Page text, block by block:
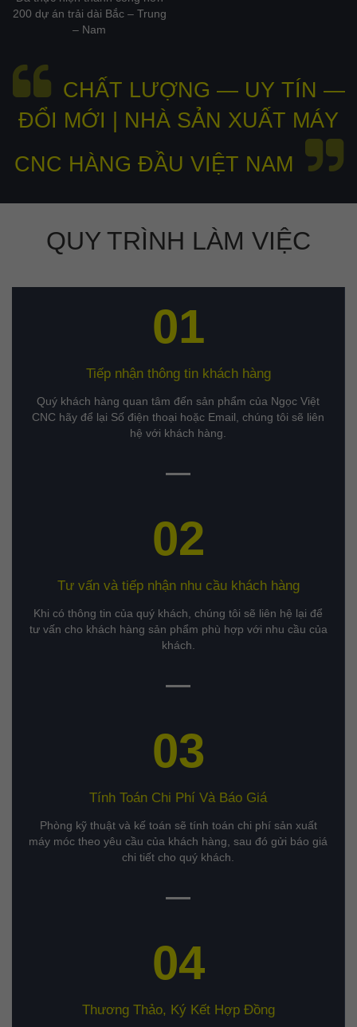
200 dự án trải dài Bắc – Trung
– Nam
CHẤT LƯỢNG — UY TÍN —
ĐỔI MỚI | NHÀ SẢN XUẤT MÁY
CNC HÀNG ĐẦU VIỆT NAM
QUY TRÌNH LÀM VIỆC
01
Tiếp nhận thông tin khách hàng
Quý khách hàng quan tâm đến sản phẩm của Ngọc Việt
CNC hãy để lại Số điện thoại hoặc Email, chúng tôi sẽ liên
hệ với khách hàng.
02
Tư vấn và tiếp nhận nhu cầu khách hàng
Khi có thông tin của quý khách, chúng tôi sẽ liên hệ lại để
tư vấn cho khách hàng sản phẩm phù hợp với nhu cầu của
khách.
03
Tính Toán Chi Phí Và Báo Giá
Phòng kỹ thuật và kế toán sẽ tính toán chi phí sản xuất
máy móc theo yêu cầu của khách hàng, sau đó gửi báo giá
chi tiết cho quý khách.
04
Thương Thảo, Ký Kết Hợp Đồng